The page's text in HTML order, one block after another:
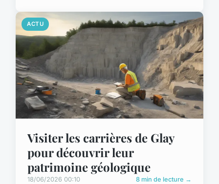
ACTU
Visiter les carrières de Glay
pour découvrir leur
patrimoine géologique
18/06/2026 00:10 8 min de lecture →